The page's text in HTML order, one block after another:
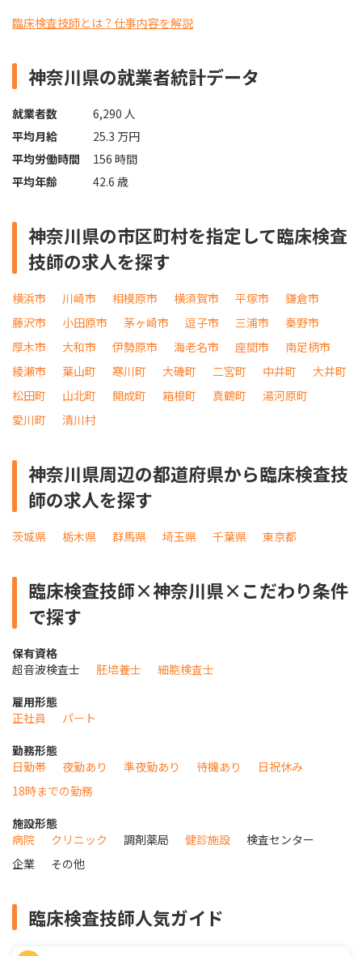
臨床検査技師とは？仕事内容を解説
神奈川県の就業者統計データ
就業者数
6,290 人
平均月給
25.3 万円
平均労働時間
156 時間
平均年齢
42.6 歳
神奈川県の市区町村を指定して臨床検査
技師の求人を探す
横浜市 川崎市 相模原市 横須賀市 平塚市
鎌倉市
藤沢市
小田原市 茅ヶ崎市 逗子市 三浦市
秦野市
厚木市
大和市 伊勢原市 海老名市 座間市
南足柄市
綾瀬市
葉山町 寒川町 大磯町 二宮町 中井町
大井町
松田町
山北町 開成町 箱根町 真鶴町
湯河原町
愛川町
清川村
神奈川県周辺の都道府県から臨床検査技
師の求人を探す
茨城県 栃木県 群馬県 埼玉県 千葉県 東京都
臨床検査技師×神奈川県×こだわり条件
で探す
保有資格
超音波検査士
胚培養士
細胞検査士
雇用形態
正社員
パート
勤務形態
日勤帯
夜勤あり 準夜勤あり 待機あり
日祝休み
18時までの勤務
施設形態
病院
クリニック 調剤薬局 健診施設
検査センター
企業
その他
臨床検査技師人気ガイド